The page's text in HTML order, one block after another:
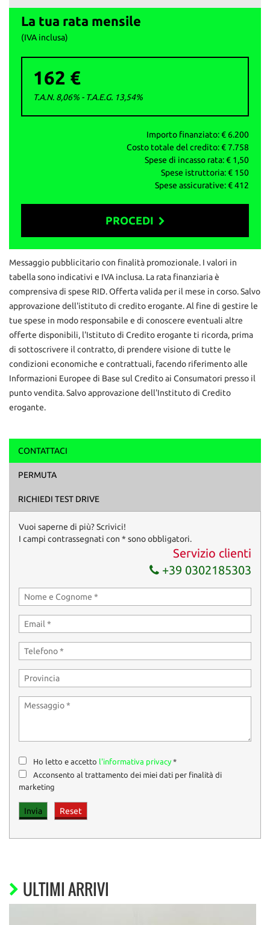
involontariamente possono esserci errori nello specificare
dotazione tecnica ed equipaggiamento, pertanto le informazioni
La tua rata mensile
(IVA inclusa)
162 €
T.A.N. 8,06% - T.A.E.G. 13,54%
Importo finanziato: € 6.200
Costo totale del credito: €7.758
Spese di incasso rata: € 1,50
Spese istruttoria: € 150
Spese assicurative: €412
PROCEDI
Contattaci
Ho letto e accettol'informativa privacy*
Acconsento al trattamento dei miei dati per finalità di
Messaggio pubblicitario con finalità promozionale. I valori in
tabella sono indicativi e IVA inclusa. La rata finanziaria è
comprensiva di spese RID. Offerta valida per il mese in corso. Salvo
approvazione dell'istituto di credito erogante. Al fine di gestire le
tue spese in modo responsabile e di conoscere eventuali altre
offerte disponibili, l'Istituto di Credito erogante ti ricorda, prima
di sottoscrivere il contratto, di prendere visione di tutte le
condizioni economiche e contrattuali, facendo riferimento alle
Informazioni Europee di Base sul Credito ai Consumatori presso il
punto vendita. Salvo approvazione dell'Instituto di Credito
erogante.
CONTATTACI
PERMUTA
RICHIEDI TEST DRIVE
Vuoi saperne di più? Scrivici!
I campi contrassegnati con * sono obbligatori.
Servizio clienti
+39 0302185303
Ho letto e accetto l'informativa privacy*
Acconsento al trattamento dei miei dati per finalità di
marketing
ULTIMI ARRIVI